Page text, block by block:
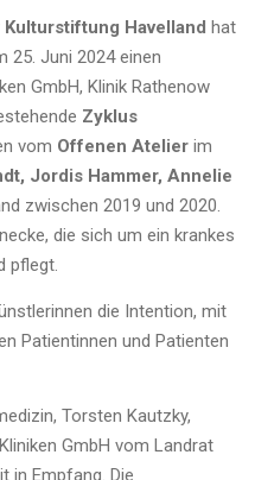
Kulturstiftung Havelland hat
25. Juni 2024 einen
GmbH, Klinik Rathenow
Zyklus
vom Offenen Atelier im
Jordis Hammer, Annelie
zwischen 2019 und 2020.
die sich um ein krankes
pflegt.
die Intention, mit
Patientinnen und Patienten
Torsten Kautzky,
GmbH vom Landrat